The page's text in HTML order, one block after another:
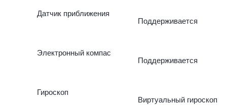
Датчик приближения
Поддерживается
Электронный компас
Поддерживается
Гироскоп
Виртуальный гироскоп